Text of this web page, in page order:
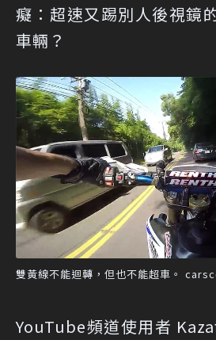
癡：超速又踢別人後視鏡
車輛？
雙黃線不能迴轉，但也不能超車。
YouTube頻道使用者